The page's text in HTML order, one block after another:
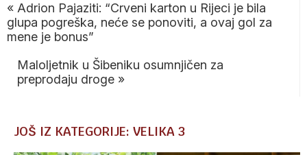
« Adrion Pajaziti: “Crveni karton u Rijeci je bila
glupa pogreška, neće se ponoviti, a ovaj gol za
mene je bonus”
Maloljetnik u Šibeniku osumnjičen za
preprodaju droge »
JOŠ IZ KATEGORIJE: VELIKA 3